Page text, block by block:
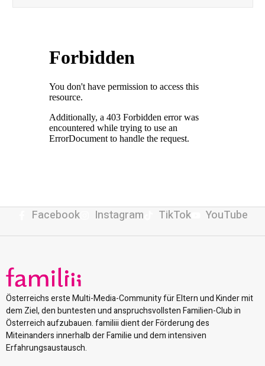
Facebook Instagram TikTok YouTube
Österreichs erste Multi-Media-Community für Eltern und Kinder mit
dem Ziel, den buntesten und anspruchsvollsten Familien-Club in
Österreich aufzubauen. familiii dient der Förderung des
Miteinanders innerhalb der Familie und dem intensiven
Erfahrungsaustausch.